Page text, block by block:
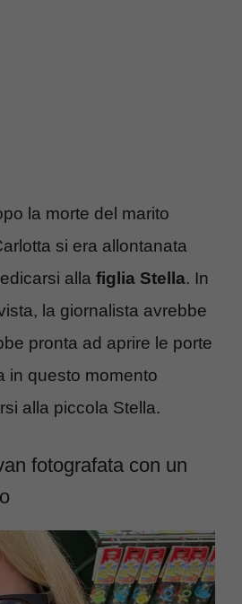
la morte del marito
si era allontanata
alla figlia Stella. In
la giornalista avrebbe
pronta ad aprire le porte
in questo momento
alla piccola Stella.
fotografata con un